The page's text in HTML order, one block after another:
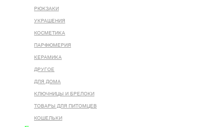
РЮКЗАКИ
УКРАШЕНИЯ
КОСМЕТИКА
ПАРФЮМЕРИЯ
КЕРАМИКА
ДРУГОЕ
ДЛЯ ДОМА
КЛЮЧНИЦЫ И БРЕЛОКИ
ТОВАРЫ ДЛЯ ПИТОМЦЕВ
КОШЕЛЬКИ